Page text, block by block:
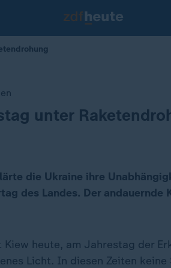
unter
die Ukraine ihre
des Landes. Der
heute, am Jahrestag der
Licht. In diesen Zeiten